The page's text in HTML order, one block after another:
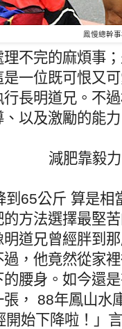
鳯慢總幹
不完的麻煩事
一位既可恨又
行長明道兄。不
以及激勵的能
減肥靠毅力
到 65公斤 算是相
方法選擇最堅
道兄曾經胖到
，他竟然從家
腰身。如今還
，
88年鳳山水
開始下降啦！」